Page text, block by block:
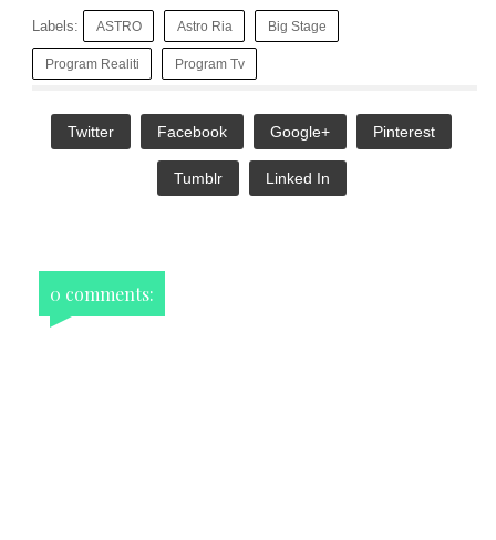
Labels: ASTRO Astro Ria Big Stage
Program Realiti Program Tv
Twitter Facebook Google+ Pinterest
Tumblr Linked In
0 comments: